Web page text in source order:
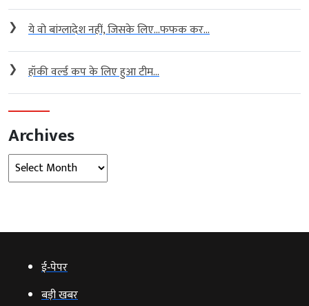
❯ ये वो बांग्लादेश नहीं, जिसके लिए…फफक कर...
❯ हॉकी वर्ल्ड कप के लिए हुआ टीम...
Archives
Archives
ई‑पेपर
बड़ी खबर